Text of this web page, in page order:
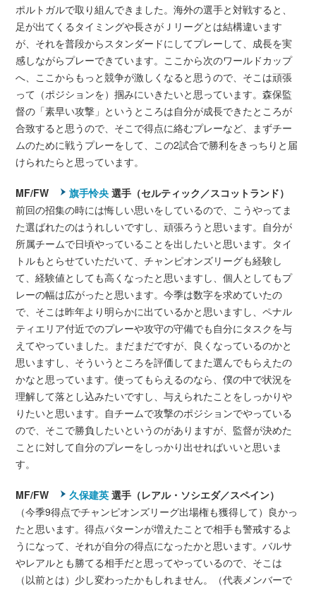
ポルトガルで取り組んできました。海外の選手と対戦すると、
足が出てくるタイミングや長さがＪリーグとは結構違います
が、それを普段からスタンダードにしてプレーして、成長を実
感しながらプレーできています。ここから次のワールドカップ
へ、ここからもっと競争が激しくなると思うので、そこは頑張
って（ポジションを）掴みにいきたいと思っています。森保監
督の「素早い攻撃」というところは自分が成長できたところが
合致すると思うので、そこで得点に絡むプレーなど、まずチー
ムのために戦うプレーをして、この2試合で勝利をきっちりと届
けられたらと思っています。
MF/FW 旗手怜央 選手（セルティック／スコットランド）
前回の招集の時には悔しい思いをしているので、こうやってま
た選ばれたのはうれしいですし、頑張ろうと思います。自分が
所属チームで日頃やっていることを出したいと思います。タイ
トルもとらせていただいて、チャンピオンズリーグも経験し
て、経験値としても高くなったと思いますし、個人としてもプ
レーの幅は広がったと思います。今季は数字を求めていたの
で、そこは昨年より明らかに出ているかと思いますし、ペナル
ティエリア付近でのプレーや攻守の守備でも自分にタスクを与
えてやっていました。まだまだですが、良くなっているのかと
思いますし、そういうところを評価してまた選んでもらえたの
かなと思っています。使ってもらえるのなら、僕の中で状況を
理解して落とし込みたいですし、与えられたことをしっかりや
りたいと思います。自チームで攻撃のポジションでやっている
ので、そこで勝負したいというのがありますが、監督が決めた
ことに対して自分のプレーをしっかり出せればいいと思いま
す。
MF/FW 久保建英 選手（レアル・ソシエダ／スペイン）
（今季9得点でチャンピオンズリーグ出場権も獲得して）良かっ
たと思います。得点パターンが増えたことで相手も警戒するよ
うになって、それが自分の得点になったかと思います。バルサ
やレアルとも勝てる相手だと思ってやっているので、そこは
（以前とは）少し変わったかもしれません。（代表メンバーで